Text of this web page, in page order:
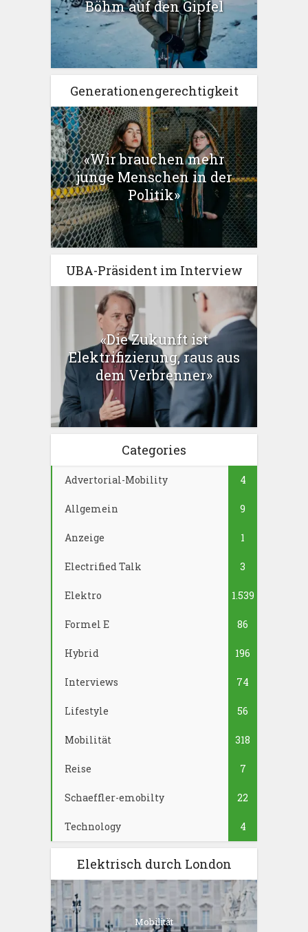
Böhm auf den Gipfel
Generationengerechtigkeit
«Wir brauchen mehr
junge Menschen in der
Politik»
UBA-Präsident im Interview
«Die Zukunft ist
Elektrifizierung, raus aus
dem Verbrenner»
Categories
Advertorial-Mobility 4
Allgemein 9
Anzeige 1
Electrified Talk 3
Elektro 1.539
Formel E 86
Hybrid 196
Interviews 74
Lifestyle 56
Mobilität 318
Reise 7
Schaeffler-emobilty 22
Technology 4
Elektrisch durch London
Mobilität